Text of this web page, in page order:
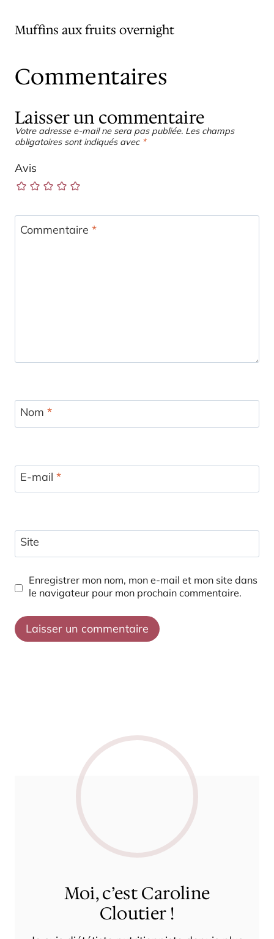
Muffins aux fruits overnight
Commentaires
Laisser un commentaire
Votre adresse e-mail ne sera pas publiée. Les champs
obligatoires sont indiqués avec *
Avis
Commentaire *
Nom *
E-mail *
Site
Enregistrer mon nom, mon e-mail et mon site dans
le navigateur pour mon prochain commentaire.
Moi, c’est Caroline
Cloutier !